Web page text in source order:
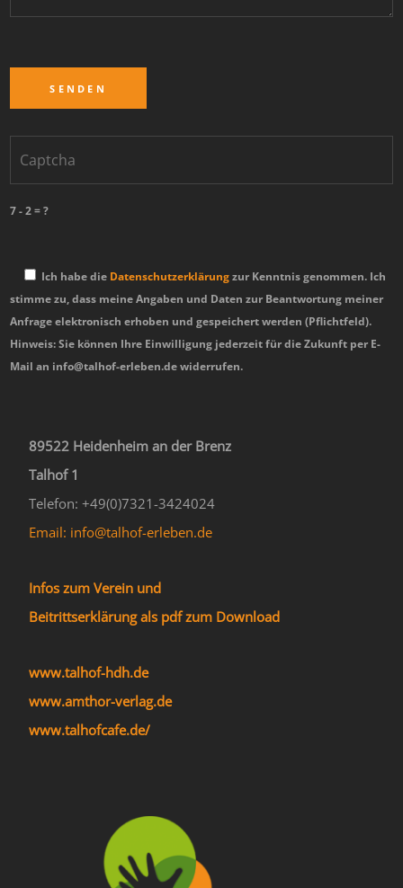
7 - 2 = ?
Ich habe die Datenschutzerklärungzur Kenntnis genommen. Ich
stimme zu, dass meine Angaben und Daten zur Beantwortung meiner
Anfrage elektronisch erhoben und gespeichert werden (Pflichtfeld).
Hinweis: Sie können Ihre Einwilligung jederzeit für die Zukunft per E-
Mail an info@talhof-erleben.de widerrufen.
89522 Heidenheim an der Brenz
Talhof 1
Telefon: +49(0)7321-3424024
Email: info@talhof-erleben.de
Infos zum Verein und
Beitrittserklärung als pdf zum Download
www.talhof-hdh.de
www.amthor-verlag.de
www.talhofcafe.de/